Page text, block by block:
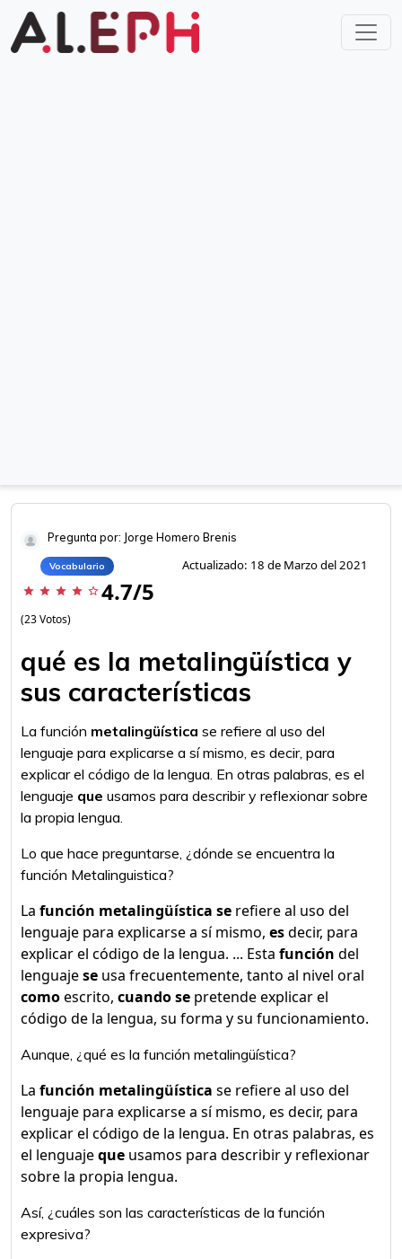
Pregunta por: Jorge Homero Brenis
Vocabulario Actualizado: 18 de Marzo del 2021
star star star star star_border 4.7/5
(23 Votos)
qué es la metalingüística y
sus características
La función metalingüística se refiere al uso del
lenguaje para explicarse a sí mismo, es decir, para
explicar el código de la lengua. En otras palabras, es el
lenguaje que usamos para describir y reflexionar sobre
la propia lengua.
Lo que hace preguntarse, ¿dónde se encuentra la
función Metalinguistica?
La función metalingüística se refiere al uso del
lenguaje para explicarse a sí mismo, esdecir, para
explicar el código de la lengua. ... Esta función del
lenguajese usa frecuentemente, tanto al nivel oral
comoescrito, cuando se pretende explicar el
código de la lengua, su forma y su funcionamiento.
Aunque, ¿qué es la función metalingüística?
La función metalingüística se refiere al uso del
lenguaje para explicarse a sí mismo, es decir, para
explicar el código de la lengua. En otras palabras, es
el lenguajeque usamos para describir y reflexionar
sobre la propia lengua.
Así, ¿cuáles son las características de la función
expresiva?